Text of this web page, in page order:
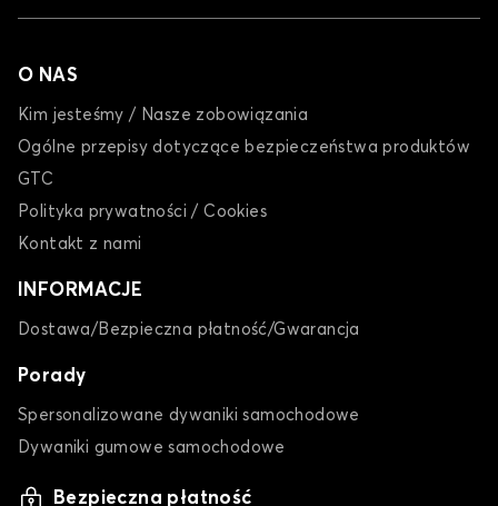
O NAS
Kim jesteśmy / Nasze zobowiązania
Ogólne przepisy dotyczące bezpieczeństwa produktów
GTC
Polityka prywatności / Cookies
Kontakt z nami
INFORMACJE
Dostawa/Bezpieczna płatność/Gwarancja
Porady
Spersonalizowane dywaniki samochodowe
Dywaniki gumowe samochodowe
Bezpieczna płatność